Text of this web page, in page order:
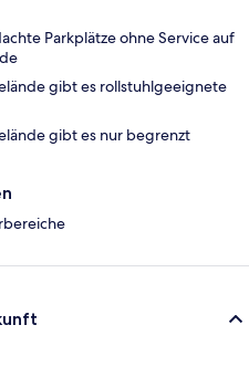
Parkplätze ohne Service auf
gibt es rollstuhlgeeignete
gibt es nur begrenzt